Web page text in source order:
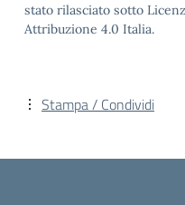
stato rilasciato sotto
Attribuzione 4.0 Italia.
Stampa / Condividi